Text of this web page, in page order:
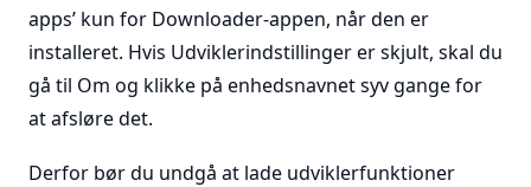
apps’ kun for Downloader-appen, når den er
installeret. Hvis Udviklerindstillinger er skjult, skal du
gå til Om og klikke på enhedsnavnet syv gange for
at afsløre det.
Derfor bør du undgå at lade udviklerfunktioner